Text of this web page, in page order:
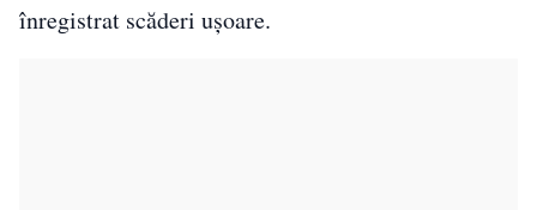
înregistrat scăderi ușoare.